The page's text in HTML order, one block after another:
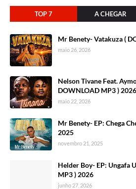
TOP 7 A CHEGAR
Mr Benety- Vatakuza (
maio 26, 2026
Nelson Tivane Feat.
DOWNLOAD MP3 ) 2026
maio 22, 2026
Mr Benety- EP: Chega
2025
novembro 21, 2025
Helder Boy- EP: Ungafa
MP3 ) 2026
junho 27, 2026